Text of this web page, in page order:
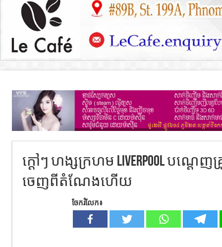
ក្តៅៗ ហង្សក្រហម Liverpool បណ្តេញ
ចេញពីតំណែងហើយ
ចែករំលែក៖